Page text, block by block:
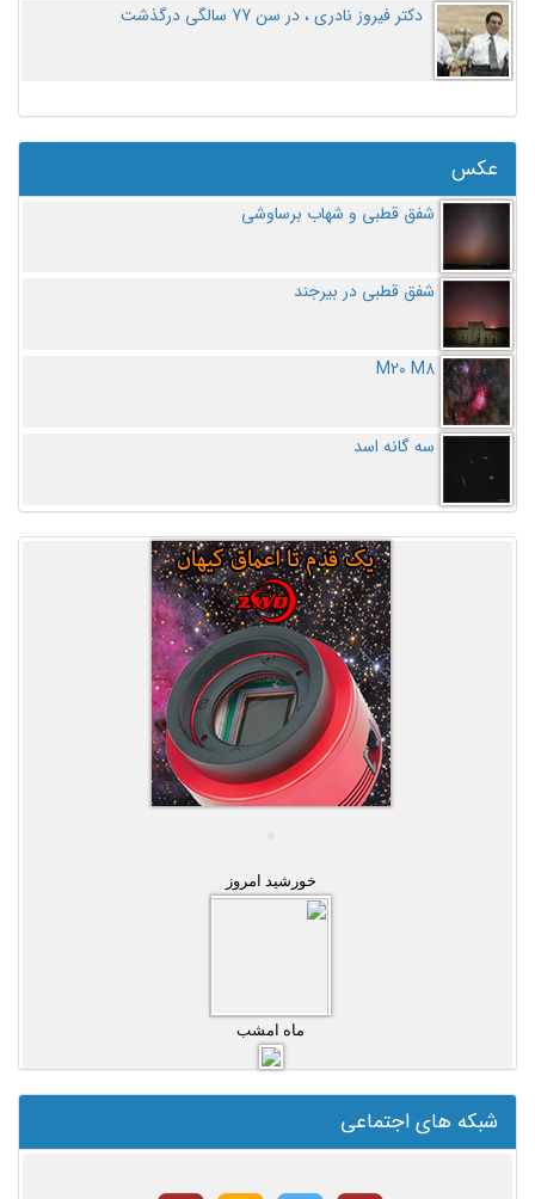
دکتر فیروز نادری ، در سن 77 سالگی درگذشت
عکس
شفق قطبی و شهاب برساوشی
شفق قطبی در بیرجند
M20 M8
سه گانه اسد
خورشید امروز
ماه امشب
شبکه های اجتماعی